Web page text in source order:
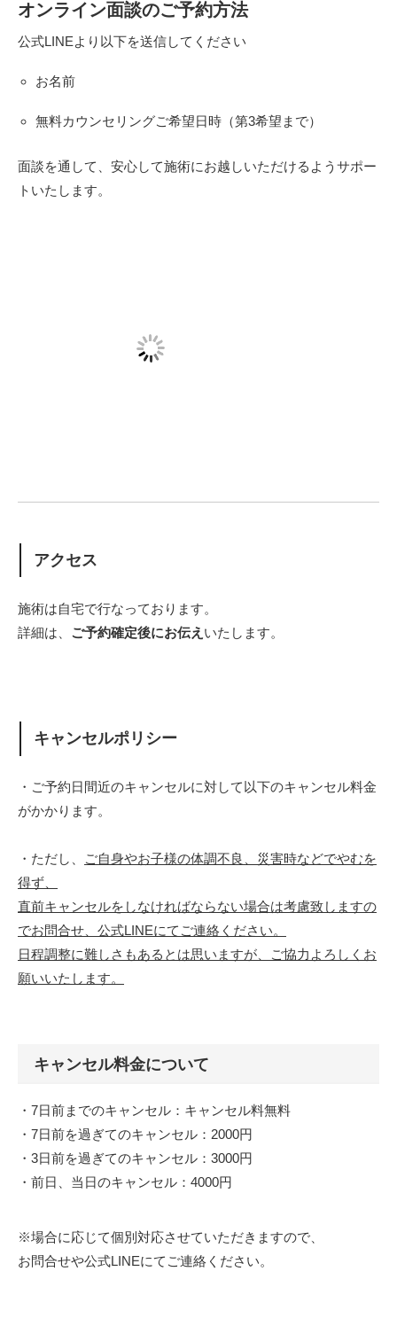
オンライン面談のご予約方法
公式LINEより以下を送信してください
お名前
無料カウンセリングご希望日時（第3希望まで）
面談を通して、安心して施術にお越しいただけるようサポー
トいたします。
アクセス
施術は自宅で行なっております。
詳細は、 ご予約確定後にお伝え いたします。
キャンセルポリシー
・ご予約日間近のキャンセルに対して以下のキャンセル料金
がかかります。
・ただし、
ご自身やお子様の体調不良、災害時などでやむを
得ず、
直前キャンセルをしなければならない場合は考慮致しますの
でお問合せ、公式LINEにてご連絡ください。
日程調整に難しさもあるとは思いますが、ご協力よろしくお
願いいたします。
キャンセル料金について
・7日前までのキャンセル：キャンセル料無料
・7日前を過ぎてのキャンセル：2000円
・3日前を過ぎてのキャンセル：3000円
・前日、当日のキャンセル：4000円
※場合に応じて個別対応させていただきますので、
お問合せや公式LINEにてご連絡ください。